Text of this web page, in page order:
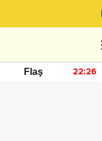
Flaş 22:26